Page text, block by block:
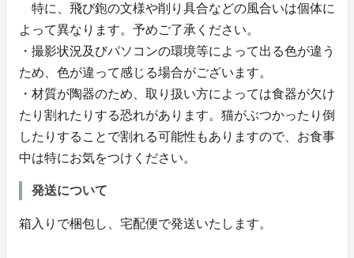
特に、飛び鉋の文様や削り具合などの風合いは個体に
よって異なります。予めご了承ください。
・撮影状況及びパソコンの環境等によって出る色が違う
ため、色が違って感じる場合がございます。
・材質が陶器のため、取り扱い方によっては食器が欠け
たり割れたりする恐れがあります。猫がぶつかったり倒
したりすることで割れる可能性もありますので、お食事
中は特にお気をつけください。
発送について
箱入りで梱包し、宅配便で発送いたします。